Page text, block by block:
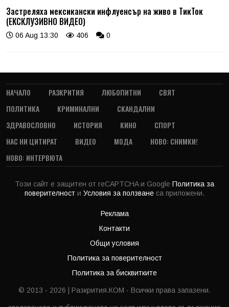
Застреляха мексикански инфлуенсър на живо в ТикТок
(ЕКСКЛУЗИВНО ВИДЕО)
06 Aug 13:30 406 0
НАЧАЛО РАЗКРИТИЯ ЛЮБОПИТНИ
СВЯТ
ПОЛИТИКА
КРИМИНАЛНИ
СКАНДАЛНИ
ЗДРАВОСЛОВНО
ИСТОРИЯ КИНО
СПОРТ
НАС НИ ЦИТИРАТ
ВИДЕО МОДА
НОВО: СНИМКИ!
НОВО: ИНТЕРВЮТА
Този сайт е защитен от reCAPTCHA и Google Политика за
поверителност и Условия за ползване са приложени.
Реклама
Контакти
Общи условия
Политика за поверителност
Политика за бисквитките
© 2013 - 2026 | Разкрития.КОМ - Всички права запазени.